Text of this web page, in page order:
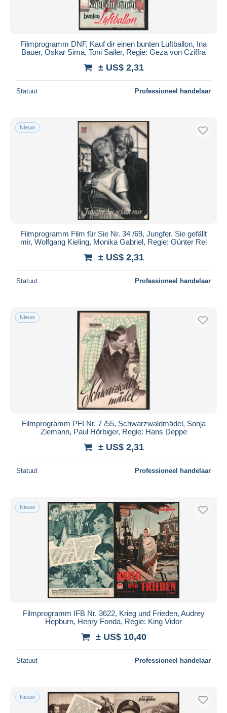
Filmprogramm DNF, Kauf dir einen bunten Luftballon, Ina
Bauer, Oskar Sima, Toni Sailer, Regie: Geza von Cziffra
± US$ 2,31
Statuut Professioneel handelaar
Nieuw
Filmprogramm Film für Sie Nr. 34 /69, Jungfer, Sie gefällt
mir, Wolfgang Kieling, Monika Gabriel, Regie: Günter Rei
± US$ 2,31
Statuut Professioneel handelaar
Nieuw
Filmprogramm PFI Nr. 7 /55, Schwarzwaldmädel, Sonja
Ziemann, Paul Hörbiger, Regie: Hans Deppe
± US$ 2,31
Statuut Professioneel handelaar
Nieuw
Filmprogramm IFB Nr. 3622, Krieg und Frieden, Audrey
Hepburn, Henry Fonda, Regie: King Vidor
± US$ 10,40
Statuut Professioneel handelaar
Nieuw